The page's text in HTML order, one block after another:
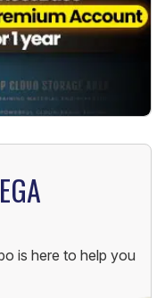
is here to help you